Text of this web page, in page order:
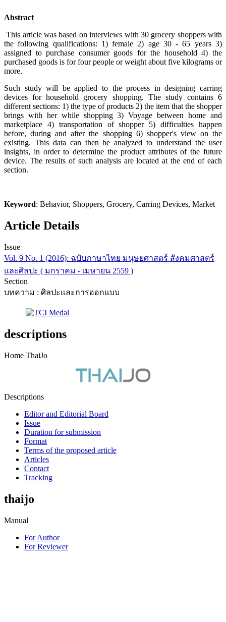
Abstract
This article was based on interviews with 30 grocery shoppers with
the following qualifications: 1) female 2) age 30 - 65 years 3)
assigned to purchase consumer goods for the household 4) the
purchased goods is for four people or weight about five kilograms or
more.
Such study will be applied to the process in designing carring
devices for household grocery shopping. The study contains 6
different sections: 1) the type of products 2) the item that the shopper
brings with her while shopping 3) Voyage between home and
marketplace 4) transportation of shopper 5) difficulties happen
before, during and after the shopping 6) shopper's view on the
existing. This data can then be analyzed to understand the user
insights, in order to determine the product attributes of the future
device. The results of such analysis are located at the end of each
section.
Keyword: Behavior, Shoppers, Grocery, Carring Devices, Market
Article Details
Issue
Vol. 9 No. 1 (2016): ฉบับภาษาไทย มนุษยศาสตร์ สังคมศาสตร์
และศิลปะ ( มกราคม - เมษายน 2559 )
Section
บทความ : ศิลปะและการออกแบบ
descriptions
Home ThaiJo
Descriptions
Editor and Editorial Board
Issue
Duration for submission
Format
Terms of the proposed article
Articles
Contact
Tracking
thaijo
Manual
For Author
For Reviewer